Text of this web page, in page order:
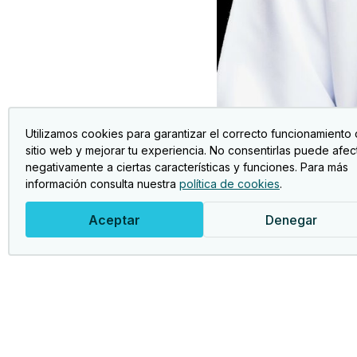
Utilizamos cookies para garantizar el correcto funcionamiento
sitio web y mejorar tu experiencia. No consentirlas puede
negativamente a ciertas características y funciones. Para más
información consulta nuestra política de cookies.
Aceptar Denegar
Seguros septiembre 25, 2019
SEGURO DE SALUD «ADESLAS SENIORS»